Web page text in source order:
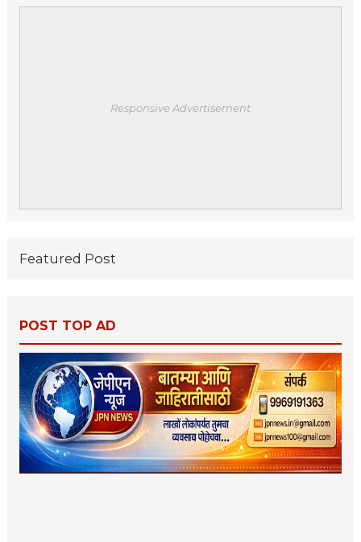
Responsive Advertisement
Featured Post
POST TOP AD